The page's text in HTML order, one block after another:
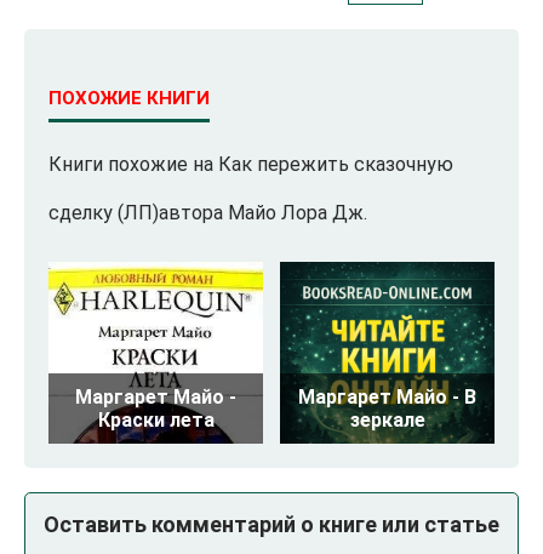
ПОХОЖИЕ КНИГИ
Книги похожие на Как пережить сказочную
сделку (ЛП)автора Майо Лора Дж.
Маргарет Майо -
Краски лета
Маргарет Майо - В
зеркале
Оставить комментарий о книге или статье